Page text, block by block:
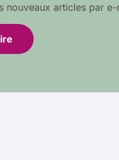
nouveaux articles par e-